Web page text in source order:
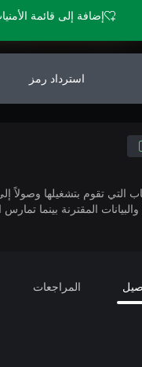
إضافة إلى قائمة
استرداد رمز
التي تقوم بتشغيلها
المراجعات